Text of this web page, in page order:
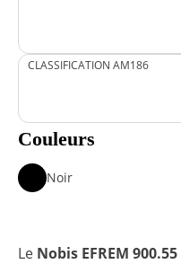
CLASSIFICATION AM186
Couleurs
Noir
Le Nobis EFREM 900.55